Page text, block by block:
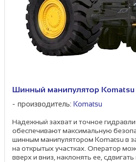
Шинный манипулятор Komatsu
производитель: Komatsu
Надежный захват и точное
обеспечивают максимальную
шинным манипулятором Komatsu в
на открытых участках. Оператор
вверх и вниз, наклонять ее, сдвигать в